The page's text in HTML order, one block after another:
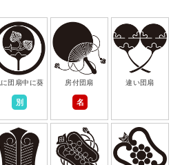
に団扇中に葵
別
房付団扇
名
違い団扇